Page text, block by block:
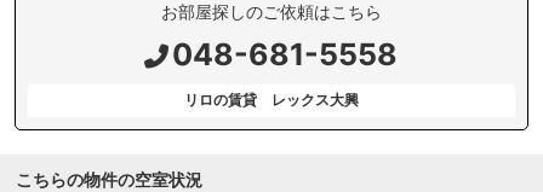
お部屋探しのご依頼はこちら
048-681-5558
リロの賃貸 レックス大興
こちらの物件の空室状況